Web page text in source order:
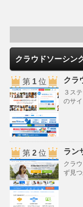
クラウドソーシン
第 1位 クラ
３ス
のサイ
第 2位 ラン
クラ
ず見